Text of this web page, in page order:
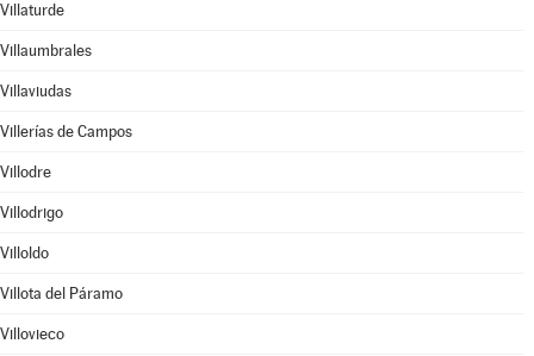
Villaturde
Villaumbrales
Villaviudas
Villerías de Campos
Villodre
Villodrigo
Villoldo
Villota del Páramo
Villovieco